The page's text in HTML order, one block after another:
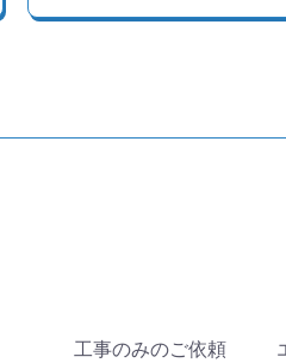
工事のみのご依頼